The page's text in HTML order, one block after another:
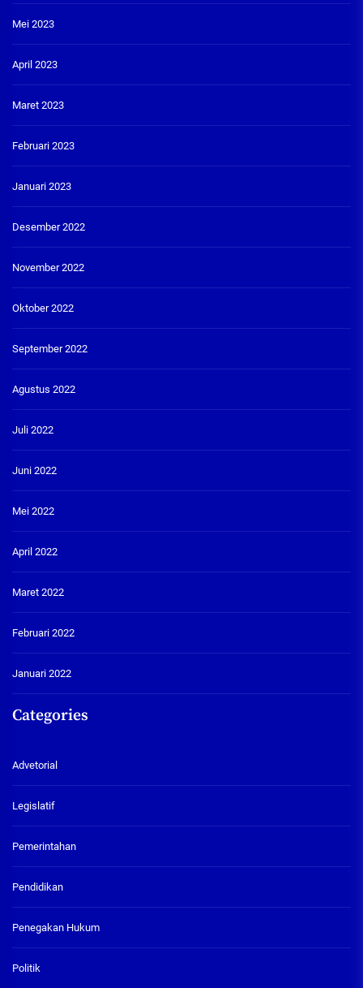
Mei 2023
April 2023
Maret 2023
Februari 2023
Januari 2023
Desember 2022
November 2022
Oktober 2022
September 2022
Agustus 2022
Juli 2022
Juni 2022
Mei 2022
April 2022
Maret 2022
Februari 2022
Januari 2022
Categories
Advetorial
Legislatif
Pemerintahan
Pendidikan
Penegakan Hukum
Politik